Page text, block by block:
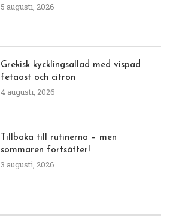
5 augusti, 2026
Grekisk kycklingsallad med vispad
fetaost och citron
4 augusti, 2026
Tillbaka till rutinerna – men
sommaren fortsätter!
3 augusti, 2026